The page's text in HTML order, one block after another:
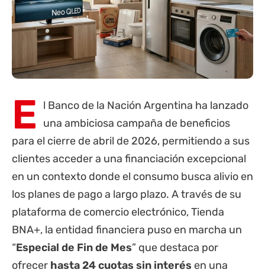
E
l Banco de la Nación Argentina ha lanzado
una ambiciosa campaña de beneficios
para el cierre de abril de 2026, permitiendo a sus
clientes acceder a una financiación excepcional
en un contexto donde el consumo busca alivio en
los planes de pago a largo plazo. A través de su
plataforma de comercio electrónico, Tienda
BNA+, la entidad financiera puso en marcha un
“Especial de Fin de Mes” que destaca por
ofrecer hasta 24 cuotas sin interés en una